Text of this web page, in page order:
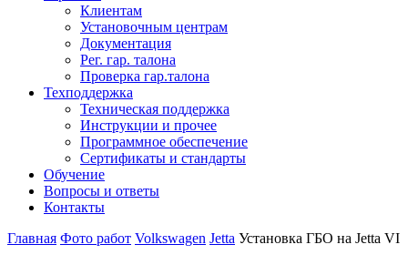
Клиентам
Установочным центрам
Документация
Рег. гар. талона
Проверка гар.талона
Техподдержка
Техническая поддержка
Инструкции и прочее
Программное обеспечение
Сертификаты и стандарты
Обучение
Вопросы и ответы
Контакты
Главная Фото работ Volkswagen Jetta Установка ГБО на Jetta VI